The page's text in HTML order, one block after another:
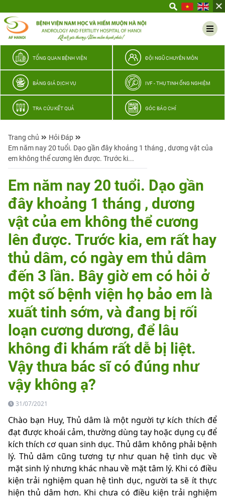
thương
TỔNG QUAN BỆNH VIỆN ĐỘI NGŨ CHUYÊN MÔN
BẢNG GIÁ DỊCH VỤ IVF - THỤ TINH ỐNG NGHIỆM
TRA CỨU KẾT QUẢ GÓC BÁO CHÍ
Trang chủ
Hỏi Đáp
Em năm nay 20 tuổi. Dạo gần đây khoảng 1 tháng , dương vật của
em không thể cương lên được. Trước ki...
Em năm nay 20 tuổi. Dạo gần
đây khoảng 1 tháng , dương
vật của em không thể cương
lên được. Trước kia, em rất hay
thủ dâm, có ngày em thủ dâm
đến 3 lần. Bây giờ em có hỏi ở
một số bệnh viện họ bảo em là
xuất tinh sớm, và đang bị rối
loạn cương dương, để lâu
không đi khám rất dễ bị liệt.
Vậy thưa bác sĩ có đúng như
vậy không ạ?
31/07/2021
Chào bạn Huy, Thủ dâm là một người tự kích thích để
đạt được khoái cảm, thường dùng tay hoặc dụng cụ để
kích thích cơ quan sinh dục. Thủ dâm không phải bệnh
lý. Thủ dâm cũng tương tự như quan hệ tình dục về
mặt sinh lý nhưng khác nhau về mặt tâm lý. Khi có điều
kiện trải nghiệm quan hệ tình dục, người ta sẽ ít thực
hiện thủ dâm hơn. Khi chưa có điều kiện trải nghiệm